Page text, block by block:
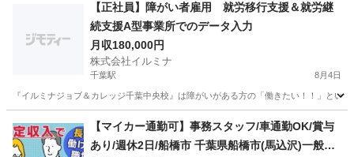
【正社員】障がい者雇用 就労移行支援＆就労継
続支援A型事業所でのデータ入力
月収180,000円
株式会社イルミナ
千葉駅 8月4日
『イルミナジョブ＆カレッジ千葉中央校』は障がいがある方の「働きたい！！」と
千葉駅 その他 業務
【マイカー通勤可】事務スタッフ/車通勤OK/賞与
あり/週休2日/船橋市 千葉県船橋市(馬込沢)一般事